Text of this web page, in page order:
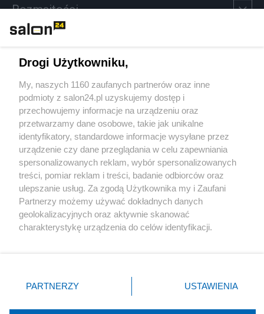
Rozmaitości
Sport
Społeczeństwo
Kultura
X Facebook Instagram Youtube
Drogi Użytkowniku,
My, naszych 1160 zaufanych partnerów oraz inne
podmioty z salon24.pl uzyskujemy dostęp i
przechowujemy informacje na urządzeniu oraz
przetwarzamy dane osobowe, takie jak unikalne
identyfikatory, standardowe informacje wysyłane przez
urządzenie czy dane przeglądania w celu zapewniania
spersonalizowanych reklam, wybór spersonalizowanych
treści, pomiar reklam i treści, badanie odbiorców oraz
ulepszanie usług. Za zgodą Użytkownika my i Zaufani
Partnerzy możemy używać dokładnych danych
geolokalizacyjnych oraz aktywnie skanować
charakterystykę urządzenia do celów identyfikacji.
zmienić/wycofać klikając przycisk ustawień prywatności
znajdujący się w lewym dolnym rogu strony
rodzaje przetwarzania danych nie wymagają zgody
PARTNERZY USTAWIENIA